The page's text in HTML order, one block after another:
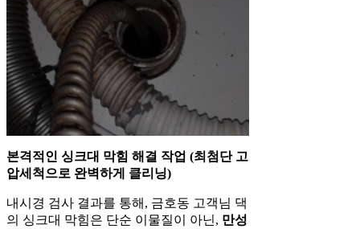
본격적인 싱크대 막힘 해결 작업 (최첨단 고
압세척으로 완벽하게 클리닝)
내시경 검사 결과를 통해, 금호동 고객님 댁
의 싱크대 막힘은 단순 이물질이 아닌, 만성